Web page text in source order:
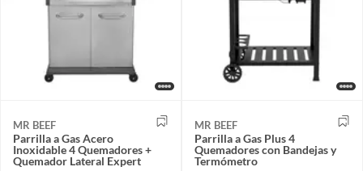
MR BEEF
Parrilla a Gas Acero
Inoxidable 4 Quemadores +
Quemador Lateral Expert
MR BEEF
Parrilla a Gas Plus 4
Quemadores con Bandejas y
Termómetro